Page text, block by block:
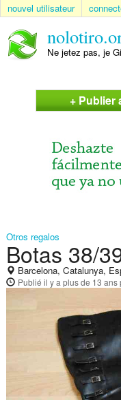
nouvel utilisateur
Ne jetez pas, je
+ Publier
Otros regalos
Botas 38/
Barcelona, Catalunya,
Publié il y a plus de 13 ans